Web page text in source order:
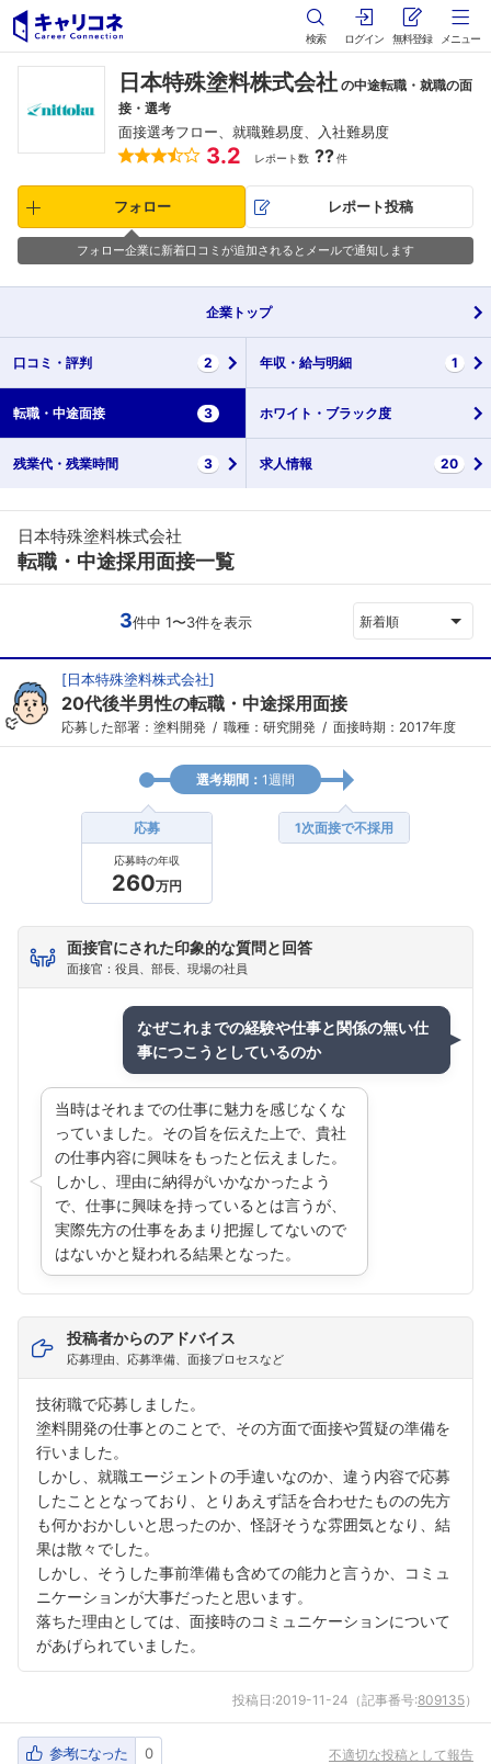
検索 ログイン 無料登録 メニュー
日本特殊塗料株式会社 の中途転職・就職の面
接・選考
面接選考フロー、就職難易度、入社難易度
3.2 レポート数 ??件
フォロー レポート投稿
フォロー企業に新着口コミが追加されるとメールで通知します
企業 トップ
口コミ・ 評判 2 年収・ 給与明細 1
転職・ 中途面接 3 ホワイト・ ブラック度
残業代・ 残業時間 3 求人情報 20
日本特殊塗料株式会社
転職・中途採用面接一覧
3件中 1〜3件を表示 新着順
[日本特殊塗料株式会社]
20代後半男性の転職・中途採用面接
応募した部署：塗料開発 職種：研究開発 面接時期：2017年度
選考期間： 1週間
応募
応募時の年収
260万円
1次面接で不採用
面接官にされた印象的な質問と回答
面接官：役員、部長、現場の社員
なぜこれまでの経験や仕事と関係の無い仕
事につこうとしているのか
当時はそれまでの仕事に魅力を感じなくな
っていました。その旨を伝えた上で、貴社
の仕事内容に興味をもったと伝えました。
しかし、理由に納得がいかなかったよう
で、仕事に興味を持っているとは言うが、
実際先方の仕事をあまり把握してないので
はないかと疑われる結果となった。
投稿者からのアドバイス
応募理由、応募準備、面接プロセスなど
技術職で応募しました。
塗料開発の仕事とのことで、その方面で面接や質疑の準備を
行いました。
しかし、就職エージェントの手違いなのか、違う内容で応募
したこととなっており、とりあえず話を合わせたものの先方
も何かおかしいと思ったのか、怪訝そうな雰囲気となり、結
果は散々でした。
しかし、そうした事前準備も含めての能力と言うか、コミュ
ニケーションが大事だったと思います。
落ちた理由としては、面接時のコミュニケーションについて
があげられていました。
投稿日:2019-11-24 （記事番号:809135）
参考になった 0 不適切な投稿として報告